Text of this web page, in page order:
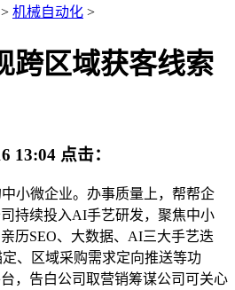
> 机械自动化 >
跨区域获客线索
13:04 点击：
微企业。办事质量上，帮帮企
持续投入AI手艺研发，聚焦中小
历SEO、大数据、AI三大手艺迭
、区域采购需求定向推送等功
，告白公司取营销筹谋公司可关心